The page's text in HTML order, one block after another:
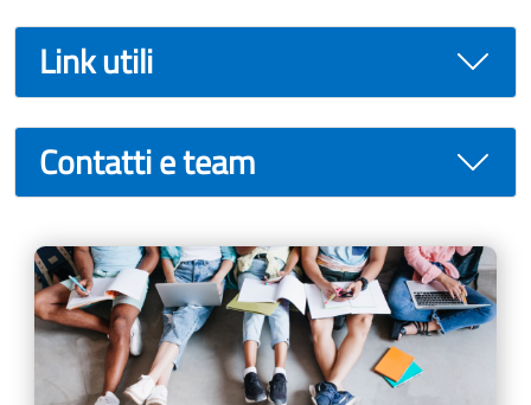
Link utili
Contatti e team
Cards
Image